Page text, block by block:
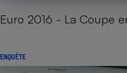
Euro 2016 - La Coupe
ENQUÊTE